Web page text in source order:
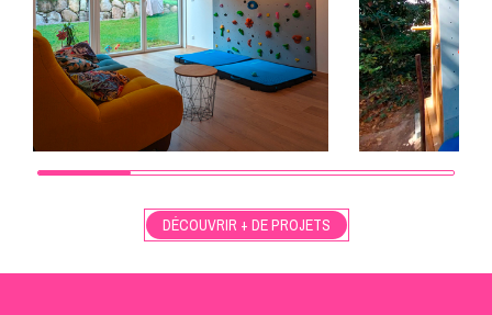
DÉCOUVRIR + DE PROJETS